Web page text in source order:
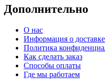
Дополнительно
О нас
Информация о доставке
Политика
Как сделать заказ
Способы оплаты
Где мы работаем